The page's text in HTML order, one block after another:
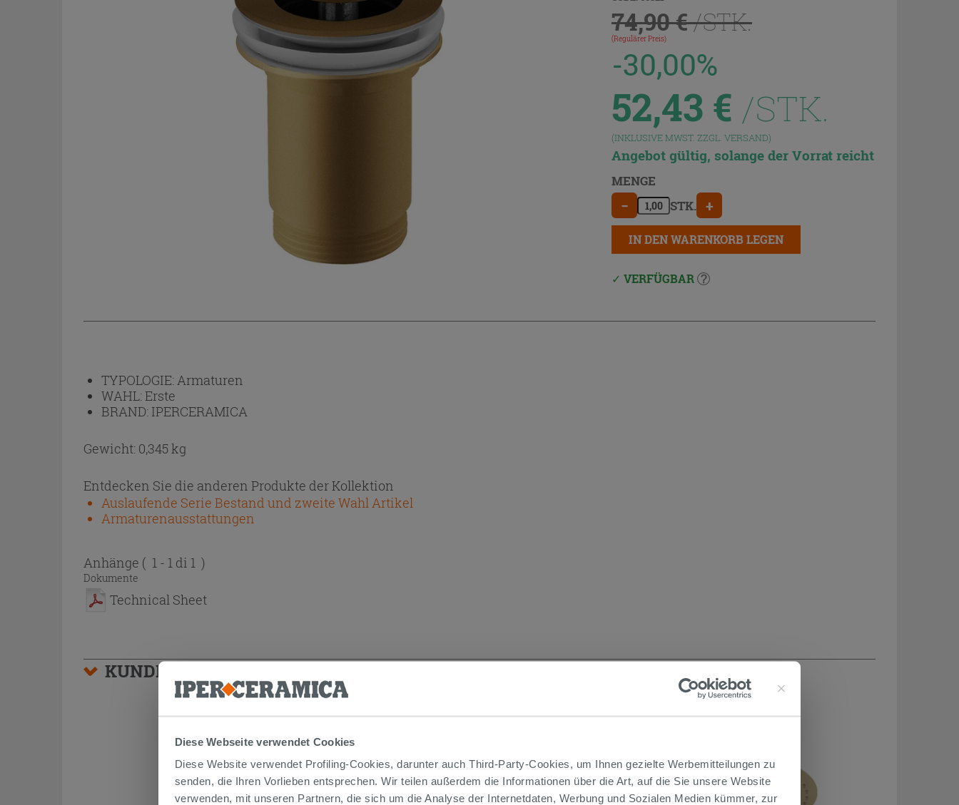
Diese Webseite verwendet Cookies
Diese Website verwendet Profiling-Cookies, darunter auch Third-Party-Cookies, um Ihnen gezielte Werbemitteilungen zu
senden, die Ihren Vorlieben entsprechen. Wir teilen außerdem die Informationen über die Art, auf die Sie unsere Website
verwenden, mit unseren Partnern, die sich um die Analyse der Internetdaten, Werbung und Sozialen Medien kümmer, zur
74,90 €/STK.
(Regulärer Preis)
-30,00%
52,43 € /STK.
(INKLUSIVE MWST. ZZGL. VERSAND)
Angebot gültig, solange der Vorrat reicht
MENGE
− STK. +
IN DEN WARENKORB LEGEN
VERFÜGBAR
TYPOLOGIE:Armaturen
WAHL:Erste
BRAND: IPERCERAMICA
Gewicht: 0,345 kg
Entdecken Sie die anderen Produkte der Kollektion
Auslaufende Serie Bestand und zweite Wahl Artikel
Armaturenausstattungen
Anhänge ( 1 - 1 di 1 )
Dokumente
Technical Sheet
KUNDEN, DIE DIESEN ARTIKEL GEKAUFT HABEN, KAUFTEN AUCH...